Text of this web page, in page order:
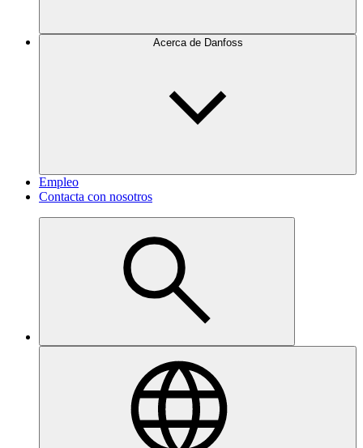
Acerca de Danfoss
Empleo
Contacta con nosotros